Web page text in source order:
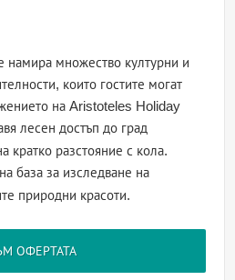
намира множество културни и
които гостите могат
на Aristoteles Holiday
лесен достъп до град
кратко разстояние с кола.
база за изследване на
природни красоти.
ОФЕРТАТА